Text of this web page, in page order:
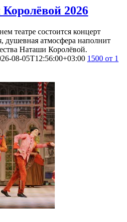
2026
театре состоится концерт
душевная атмосфера наполнит
Наташи Королёвой.
08-05T12:56:00+03:00 1500 от 1